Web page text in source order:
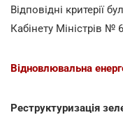
Відповідні критерії
Кабінету Міністрів №
Відновлювальна
Реструктуризація